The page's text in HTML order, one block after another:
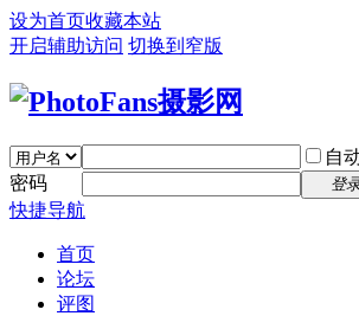
设为首页收藏本站
开启辅助访问 切换到窄版
自
密码
登
快捷导航
首页
论坛
评图